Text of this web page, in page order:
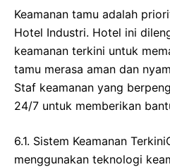
Keamanan tamu adalah
Hotel Industri. Hotel ini
keamanan terkini untuk
tamu merasa aman dan
Staf keamanan yang
24/7 untuk memberikan
6.1. Sistem Keamanan
menggunakan teknologi